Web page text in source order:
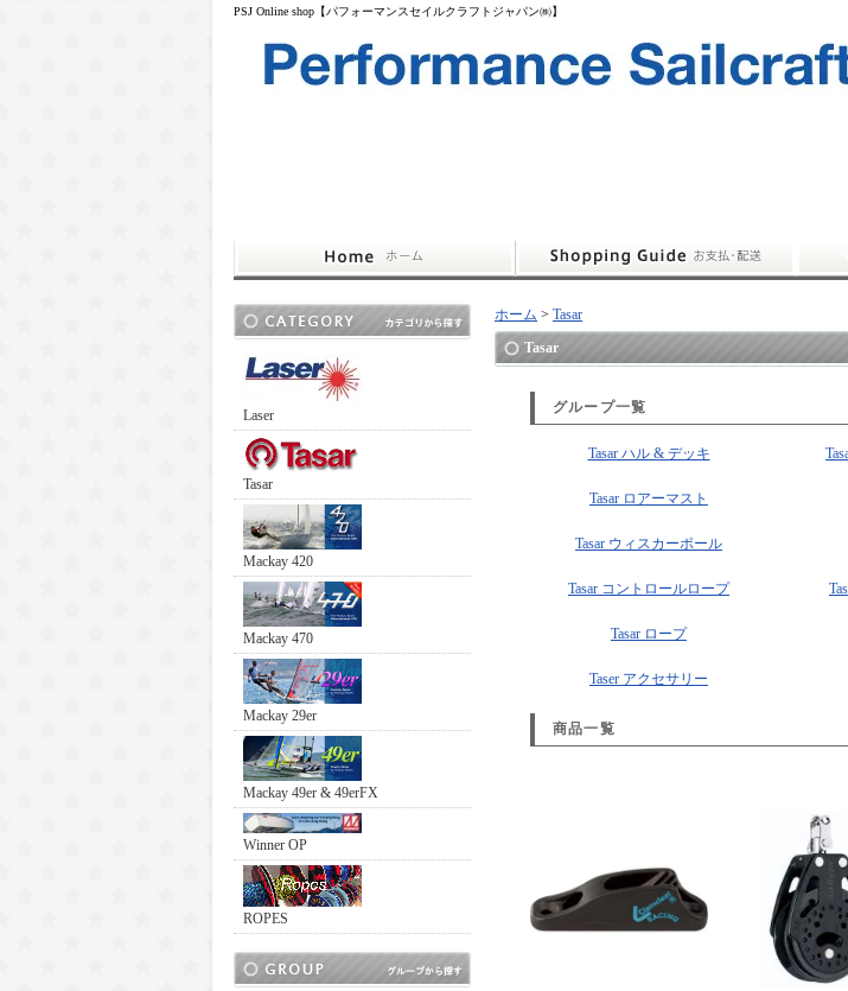
PSJ Online shop【パフォーマンスセイルクラフトジャパン㈱】
Laser
Tasar
Mackay 420
Mackay 470
Mackay 29er
Mackay 49er & 49erFX
Winner OP
ROPES
ホーム > Tasar
Tasar
グループ一覧
Tasar ハル & デッキ
Tasar ロアーマスト
Tasar ウィスカーポール
Tasar コントロールロープ
Tasar ロープ
Taser アクセサリー
商品一覧